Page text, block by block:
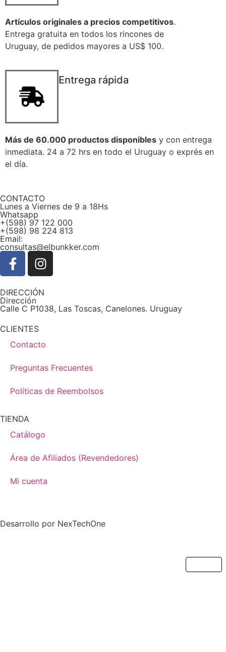
Artículos originales a precios competitivos.
Entrega gratuita en todos los rincones de
Uruguay, de pedidos mayores a US$ 100.
Entrega rápida
Más de 60.000 productos disponibles y con entrega
inmediata. 24 a 72 hrs en todo el Uruguay o exprés en
el día.
CONTACTO
Lunes a Viernes de 9 a 18Hs
Whatsapp
+(598) 97 122 000
+(598) 98 224 813
Email:
consultas@elbunkker.com
DIRECCIÓN
Dirección
Calle C P1038, Las Toscas, Canelones. Uruguay
CLIENTES
Contacto
Preguntas Frecuentes
Políticas de Reembolsos
TIENDA
Catálogo
Área de Afiliados (Revendedores)
Mi cuenta
Desarrollo por NexTechOne